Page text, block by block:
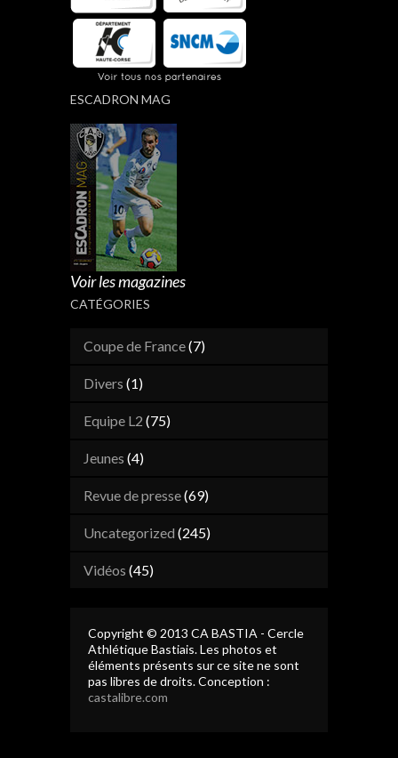
ESCADRON MAG
Voir les magazines
CATÉGORIES
Coupe de France(7)
Divers (1)
Equipe L2 (75)
Jeunes (4)
Revue de presse(69)
Uncategorized (245)
Vidéos (45)
Copyright © 2013 CA BASTIA - Cercle
Athlétique Bastiais. Les photos et
éléments présents sur ce site ne sont
pas libres de droits. Conception :
castalibre.com